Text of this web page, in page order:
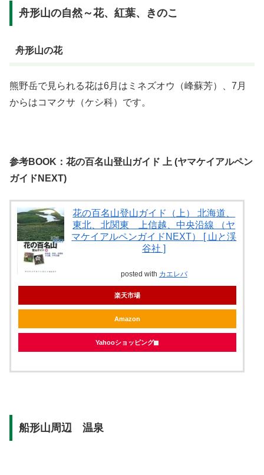
舟形山の自然～花、紅葉、きのこ
舟形山の花
熊野岳で見られる花は6月はミネズオウ（峰蘇芳）、7月
からはコマクサ（ケシ科）です。
参考BOOK：花の百名山登山ガイド 上 (ヤマケイアルペン
ガイドNEXT)
花の百名山登山ガイド（上） 北海道、
東北、北関東 上信越、中央沿線 （ヤ
マケイアルペンガイドNEXT） [ 山と渓
谷社 ]
posted with カエレバ
楽天市場
Amazon
Yahooショッピング
船形山周辺 温泉